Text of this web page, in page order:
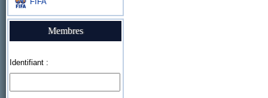
Membres
Identifiant :